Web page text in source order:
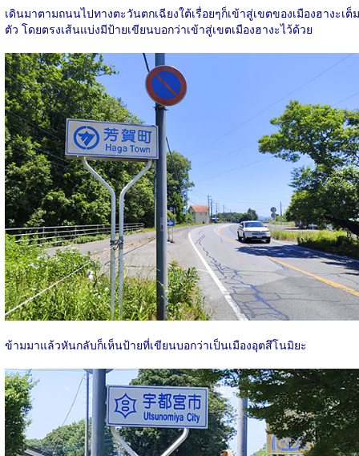
เดินมาตามถนนไปทางตะวันตกเฉียงใต้เรื่อยๆก็เข้าสู่เขตของเมืองฮางะเต็ม
ตัว โดยตรงเส้นแบ่งมีป้ายเขียนบอกว่าเข้าสู่เขตเมืองฮางะไว้ด้วย
ข้ามมาแล้วหันกลับก็เห็นป้ายที่เขียนบอกว่าเป็นเมืองอุตสึโนมิยะ